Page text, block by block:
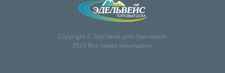
Copyright © Торговый дом Эдельвейс
2023 Все права защищены